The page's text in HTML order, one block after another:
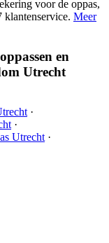
voor de oppas,
klantenservice. Meer
en
Utrecht
·
·
Utrecht ·